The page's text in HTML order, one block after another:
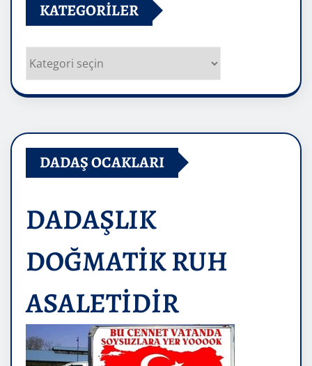
KATEGORILER
Kategoriler
DADAŞ OCAKLARI
DADAŞLIK
DOĞMATİK RUH
ASALETİDİR